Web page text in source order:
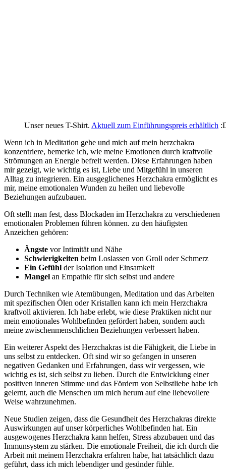
Unser neues T-Shirt. Aktuell zum Einführungspreis erhältlich
Wenn ich in ​Meditation gehe und mich auf mein herzchakra
konzentriere, bemerke⁢ ich, ‌wie meine Emotionen durch kraftvolle
Strömungen an​ Energie ⁣befreit werden. ⁣Diese Erfahrungen haben⁢
mir⁤ gezeigt, ⁤wie wichtig‍ es ist,⁤ Liebe‍ und Mitgefühl in ⁢unseren
‍Alltag zu ‍integrieren. ‌Ein ausgeglichenes Herzchakra ermöglicht es
mir, ​meine emotionalen Wunden⁢ zu heilen und ‌liebevolle
Beziehungen aufzubauen.
Oft stellt​ man fest, dass​ Blockaden‍ im Herzchakra zu verschiedenen
emotionalen Problemen führen können. zu den häufigsten
Anzeichen gehören:
Ängste vor Intimität und Nähe
Schwierigkeiten beim Loslassen von Groll oder Schmerz
Ein Gefühl der Isolation und Einsamkeit
Mangel an Empathie für sich selbst und andere
Durch Techniken wie Atemübungen, Meditation und das Arbeiten
mit spezifischen Ölen oder Kristallen kann ich ‍mein Herzchakra
kraftvoll aktivieren. ‌Ich habe erlebt, wie diese‍ Praktiken nicht ⁢nur
mein ⁣emotionales Wohlbefinden gefördert ‌haben, sondern auch
meine zwischenmenschlichen⁢ Beziehungen verbessert ⁢haben.
Ein‍ weiterer Aspekt des ⁣Herzchakras ist die Fähigkeit, die Liebe in
uns selbst⁣ zu ‍entdecken. Oft sind ⁢wir‌ so gefangen in‍ unseren
negativen Gedanken ⁤und Erfahrungen,‌ dass wir vergessen, ⁢wie
‍wichtig es ist, sich selbst zu lieben. Durch die Entwicklung einer
positiven inneren Stimme ⁢und das Fördern von ‍Selbstliebe habe ich
gelernt, auch ​die⁣ Menschen um ⁣mich herum auf eine liebevollere
Weise ​wahrzunehmen.
Neue Studien zeigen,‌ dass die Gesundheit ‍des Herzchakras direkte
Auswirkungen auf unser körperliches Wohlbefinden hat. Ein
ausgewogenes ​Herzchakra‌ kann helfen, Stress abzubauen und das
Immunsystem⁢ zu⁣ stärken. Die emotionale Freiheit, die ich durch die⁤
Arbeit⁢ mit meinem Herzchakra erfahren habe, hat tatsächlich dazu
‍geführt, dass ​ich ⁣mich lebendiger und gesünder fühle.